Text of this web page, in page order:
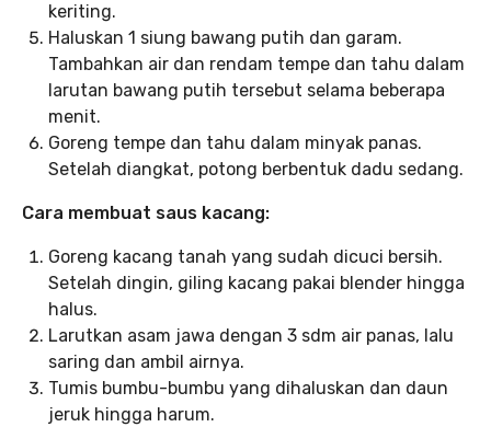
keriting.
Haluskan 1 siung bawang putih dan garam.
Tambahkan air dan rendam tempe dan tahu dalam
larutan bawang putih tersebut selama beberapa
menit.
Goreng tempe dan tahu dalam minyak panas.
Setelah diangkat, potong berbentuk dadu sedang.
Cara membuat saus kacang:
Goreng kacang tanah yang sudah dicuci bersih.
Setelah dingin, giling kacang pakai blender hingga
halus.
Larutkan asam jawa dengan 3 sdm air panas, lalu
saring dan ambil airnya.
Tumis bumbu-bumbu yang dihaluskan dan daun
jeruk hingga harum.